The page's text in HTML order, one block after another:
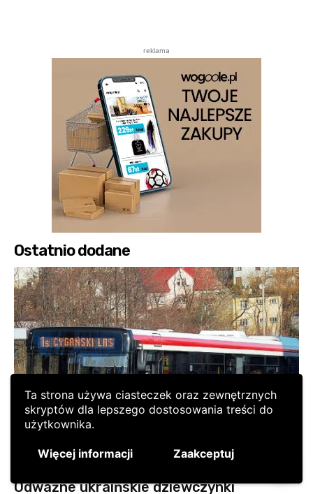
Ta strona używa ciasteczek oraz zewnętrznych
skryptów dla lepszego dostosowania treści do
użytkownika.
Więcej informacji Zaakceptuj